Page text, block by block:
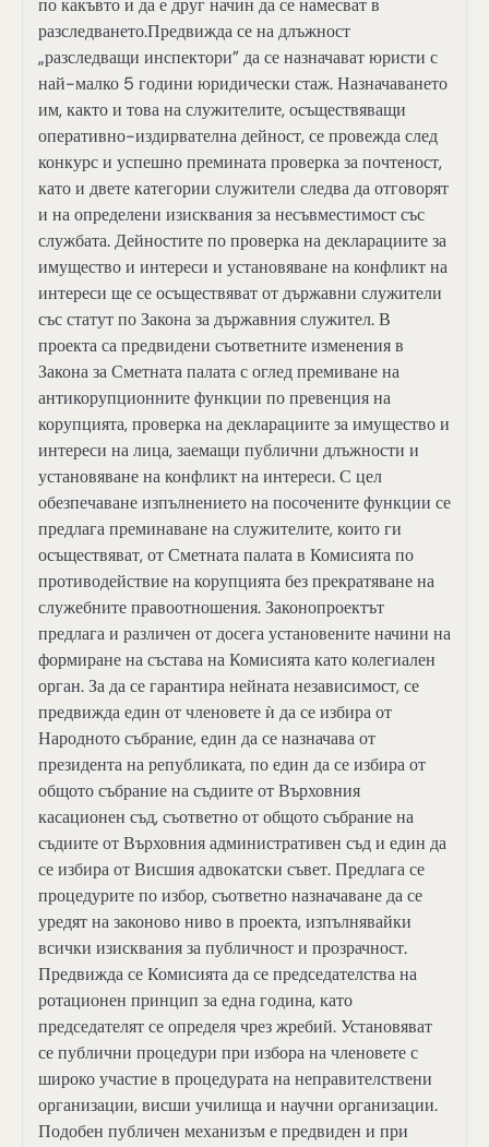
по какъвто и да е друг начин да се намесват в
разследването.Предвижда се на длъжност
„разследващи инспектори” да се назначават юристи с
най-малко 5 години юридически стаж. Назначаването
им, както и това на служителите, осъществяващи
оперативно-издирвателна дейност, се провежда след
конкурс и успешно премината проверка за почтеност,
като и двете категории служители следва да отговорят
и на определени изисквания за несъвместимост със
службата. Дейностите по проверка на декларациите за
имущество и интереси и установяване на конфликт на
интереси ще се осъществяват от държавни служители
със статут по Закона за държавния служител. В
проекта са предвидени съответните изменения в
Закона за Сметната палата с оглед премиване на
антикорупционните функции по превенция на
корупцията, проверка на декларациите за имущество и
интереси на лица, заемащи публични длъжности и
установяване на конфликт на интереси. С цел
обезпечаване изпълнението на посочените функции се
предлага преминаване на служителите, които ги
осъществяват, от Сметната палата в Комисията по
противодействие на корупцията без прекратяване на
служебните правоотношения. Законопроектът
предлага и различен от досега установените начини на
формиране на състава на Комисията като колегиален
орган. За да се гарантира нейната независимост, се
предвижда един от членовете ѝ да се избира от
Народното събрание, един да се назначава от
президента на републиката, по един да се избира от
общото събрание на съдиите от Върховния
касационен съд, съответно от общото събрание на
съдиите от Върховния административен съд и един да
се избира от Висшия адвокатски съвет. Предлага се
процедурите по избор, съответно назначаване да се
уредят на законово ниво в проекта, изпълнявайки
всички изисквания за публичност и прозрачност.
Предвижда се Комисията да се председателства на
ротационен принцип за една година, като
председателят се определя чрез жребий. Установяват
се публични процедури при избора на членовете с
широко участие в процедурата на неправителствени
организации, висши училища и научни организации.
Подобен публичен механизъм е предвиден и при